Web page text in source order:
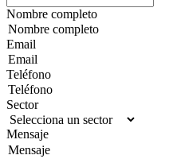
Nombre completo
Email
Teléfono
Sector
Mensaje